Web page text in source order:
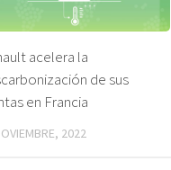
acelera la
de sus
en Francia
2022